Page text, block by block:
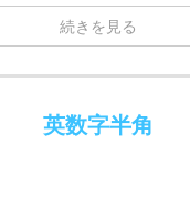
続きを見る
英数字半角